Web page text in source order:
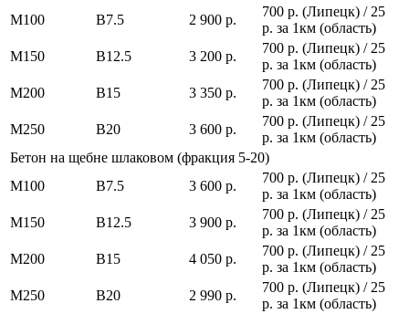
М100
В7.5 2 900 р.
700 р. (Липецк) / 25
р. за 1км (область)
М150
В12.5 3 200 р.
700 р. (Липецк) / 25
р. за 1км (область)
М200
В15 3 350 р.
700 р. (Липецк) / 25
р. за 1км (область)
М250
В20 3 600 р.
700 р. (Липецк) / 25
р. за 1км (область)
Бетон на щебне шлаковом (фракция 5-20)
М100
В7.5 3 600 р.
700 р. (Липецк) / 25
р. за 1км (область)
М150
В12.5 3 900 р.
700 р. (Липецк) / 25
р. за 1км (область)
М200
В15 4 050 р.
700 р. (Липецк) / 25
р. за 1км (область)
М250
В20 2 990 р.
700 р. (Липецк) / 25
р. за 1км (область)